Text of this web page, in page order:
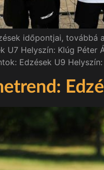
időpontjai,
U7 Helyszín: Klúg Péter
Edzések U9